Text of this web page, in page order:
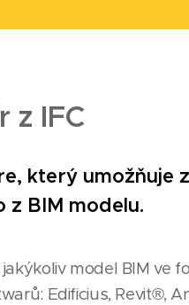
z IFC
který umožňuje
z BIM modelu.
model BIM ve
Edificius, Revit®,